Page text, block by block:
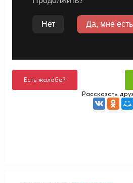
Есть жалоба?
Рассказать